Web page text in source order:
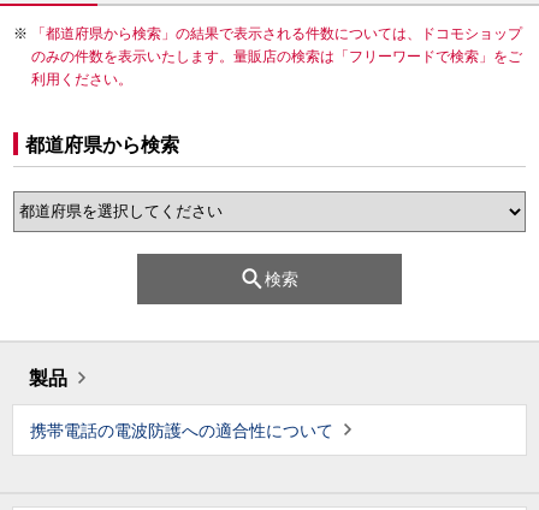
「都道府県から検索」の結果で表示される件数については、ドコモショップ
のみの件数を表示いたします。量販店の検索は「フリーワードで検索」をご
利用ください。
都道府県から検索
検索
製品
携帯電話の電波防護への適合性について